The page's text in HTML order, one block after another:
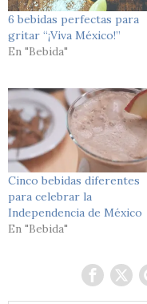
6 bebidas perfectas para
gritar “¡Viva México!”
En "Bebida"
Cinco bebidas diferentes
para celebrar la
Independencia de México
En "Bebida"